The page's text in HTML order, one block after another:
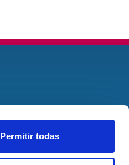
Permitir todas